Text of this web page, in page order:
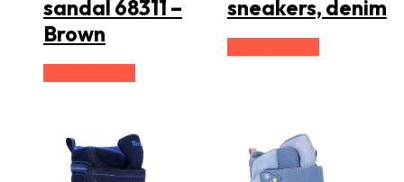
sandal 68311 –
Brown
sneakers, denim